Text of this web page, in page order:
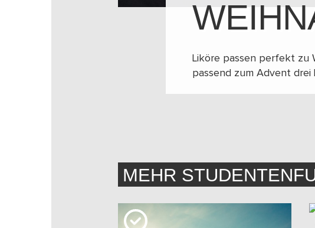
Liköre passen perfekt zu
passend zum Advent drei
MEHR